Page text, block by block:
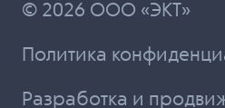
© 2026 ООО «ЭКТ»
Политика
Разработка и